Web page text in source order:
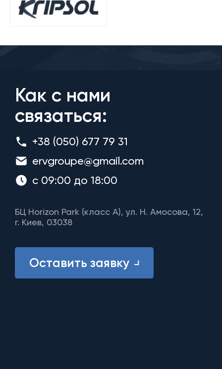
Как с нами
связаться:
+38 (050) 677 79 31
ervgroupe@gmail.com
с 09:00 до 18:00
БЦ Horizon Park (класс A), ул. Н. Амосова, 12,
г. Киев, 03038
Оставить заявку